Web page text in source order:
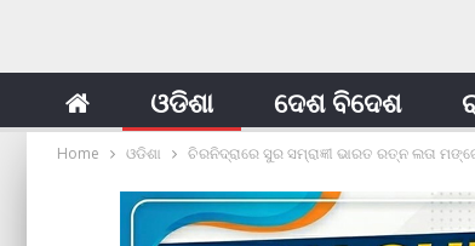
ଓଡିଶା ଦେଶ ବିଦେଶ
Home ଓଡିଶା ଚିରନିଦ୍ରାରେ ସୁର ସମ୍ରାଜ୍ଞୀ ଭାରତ ରତ୍ନ ଲତା